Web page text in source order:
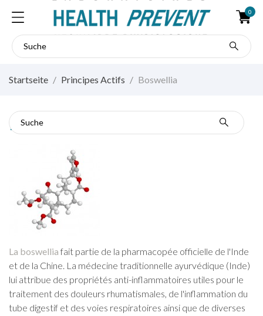
0
Startseite Principes Actifs Boswellia
Boswellia
La boswellia fait partie de la pharmacopée officielle de l'Inde
et de la Chine. La médecine traditionnelle ayurvédique (Inde)
lui attribue des propriétés anti-inflammatoires utiles pour le
traitement des douleurs rhumatismales, de l'inflammation du
tube digestif et des voies respiratoires ainsi que de diverses